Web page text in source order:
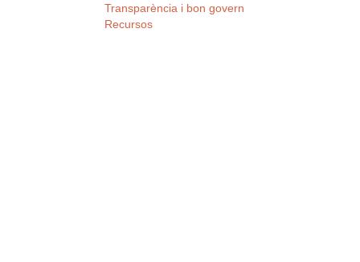
Transparència i bon govern
Recursos